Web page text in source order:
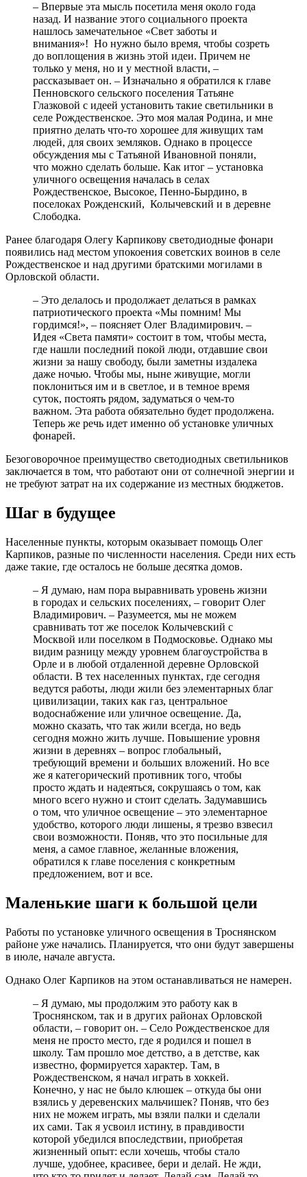
– Впервые эта мысль посетила меня около года
назад. И название этого социального проекта
нашлось замечательное «Свет заботы и
внимания»! Но нужно было время, чтобы созреть
до воплощения в жизнь этой идеи. Причем не
только у меня, но и у местной власти, –
рассказывает он. – Изначально я обратился к главе
Пенновского сельского поселения Татьяне
Глазковой с идеей установить такие светильники в
селе Рождественское. Это моя малая Родина, и мне
приятно делать что-то хорошее для живущих там
людей, для своих земляков. Однако в процессе
обсуждения мы с Татьяной Ивановной поняли,
что можно сделать больше. Как итог – установка
уличного освещения началась в селах
Рождественское, Высокое, Пенно-Бырдино, в
поселоках Рожденский, Колычевский и в деревне
Слободка.
Ранее благодаря Олегу Карпикову светодиодные фонари
появились над местом упокоения советских воинов в селе
Рождественское и над другими братскими могилами в
Орловской области.
– Это делалось и продолжает делаться в рамках
патриотического проекта «Мы помним! Мы
гордимся!», – поясняет Олег Владимирович. –
Идея «Света памяти» состоит в том, чтобы места,
где нашли последний покой люди, отдавшие свои
жизни за нашу свободу, были заметны издалека
даже ночью. Чтобы мы, ныне живущие, могли
поклониться им и в светлое, и в темное время
суток, постоять рядом, задуматься о чем-то
важном. Эта работа обязательно будет продолжена.
Теперь же речь идет именно об установке уличных
фонарей.
Безоговорочное преимущество светодиодных светильников
заключается в том, что работают они от солнечной энергии и
не требуют затрат на их содержание из местных бюджетов.
Шаг в будущее
Населенные пункты, которым оказывает помощь Олег
Карпиков, разные по численности населения. Среди них есть
даже такие, где осталось не больше десятка домов.
– Я думаю, нам пора выравнивать уровень жизни
в городах и сельских поселениях, – говорит Олег
Владимирович. – Разумеется, мы не можем
сравнивать тот же поселок Колычевский с
Москвой или поселком в Подмосковье. Однако мы
видим разницу между уровнем благоустройства в
Орле и в любой отдаленной деревне Орловской
области. В тех населенных пунктах, где сегодня
ведутся работы, люди жили без элементарных благ
цивилизации, таких как газ, центральное
водоснабжение или уличное освещение. Да,
можно сказать, что так жили всегда, но ведь
сегодня можно жить лучше. Повышение уровня
жизни в деревнях – вопрос глобальный,
требующий времени и больших вложений. Но все
же я категорический противник того, чтобы
просто ждать и надеяться, сокрушаясь о том, как
много всего нужно и стоит сделать. Задумавшись
о том, что уличное освещение – это элементарное
удобство, которого люди лишены, я трезво взвесил
свои возможности. Поняв, что это посильные для
меня, а самое главное, желанные вложения,
обратился к главе поселения с конкретным
предложением, вот и все.
Маленькие шаги к большой цели
Работы по установке уличного освещения в Троснянском
районе уже начались. Планируется, что они будут завершены
в июле, начале августа.
Однако Олег Карпиков на этом останавливаться не намерен.
– Я думаю, мы продолжим это работу как в
Троснянском, так и в других районах Орловской
области, – говорит он. – Село Рождественское для
меня не просто место, где я родился и пошел в
школу. Там прошло мое детство, а в детстве, как
известно, формируется характер. Там, в
Рождественском, я начал играть в хоккей.
Конечно, у нас не было клюшек – откуда бы они
взялись у деревенских мальчишек? Поняв, что без
них не можем играть, мы взяли палки и сделали
их сами. Так я усвоил истину, в правдивости
которой убедился впоследствии, приобретая
жизненный опыт: если хочешь, чтобы стало
лучше, удобнее, красивее, бери и делай. Не жди,